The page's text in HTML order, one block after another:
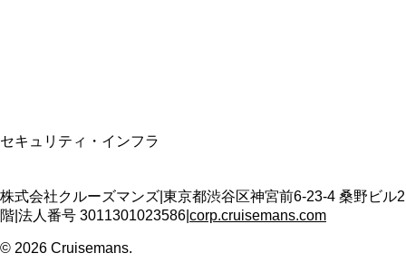
セキュリティ・インフラ
株式会社クルーズマンズ 東京都渋谷区神宮前6-23-4 桑野ビル2
階 法人番号 3011301023586 corp.cruisemans.com
© 2026 Cruisemans.